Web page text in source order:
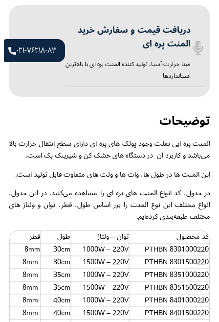
دریافت قیمت و سفارش خرید
المنت پره ای
مبنا حرارت آسیا، تولید کننده المنت پره ای با بالاترین
استانداردها
۰۲۱-۷۶۲۱۸۰۸۳​
توضیحات
المنت پره ایی بعلت وجود پولک های پره ای دارای سطح انتقال حرارت بالا
می‌باشد و کاربرد آن در دستگاه های خشک کن و شیرینک پک است.
این المنت ها در طول ها، وات ها و ولت های متفاوت قابل تولید است.
در جدول، کد انواع المنت های پره ای را مشاهده می‌کنید. در این جدول،
انواع مختلف این نوع المنت را برر اساس طول، قطر، توان و ولتاژ های
مختلف طبقه‌بندی کرده‌ایم.
کد محصول
توان – ولتاژ طول
قطر
PTHBN 8301000220
1000W – 220V
30cm
8mm
PTHBN 8301500220
1500W – 220V
30cm
PTHBN 8351000220
1000W – 220V
35cm
PTHBN 8351500220
1500W – 220V
35cm
PTHBN 8401000220
1000W – 220V
40cm
PTHBN 8401500220
1500W – 220V
40cm